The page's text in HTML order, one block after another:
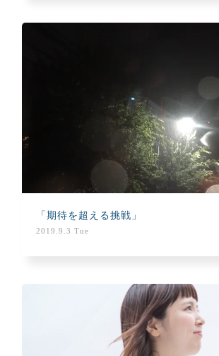
「期待を超える挑戦」
2019.9.3 Tue